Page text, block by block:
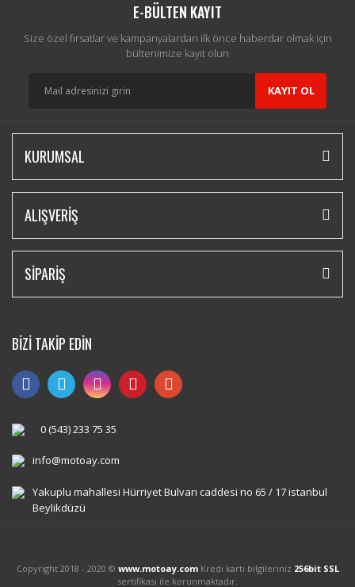
E-BÜLTEN KAYIT
Size özel fırsatlar ve kampanyalardan ilk önce haberdar olmak için
bültenimize kayıt olun
KAYIT OL
KURUMSAL
ALIŞVERİŞ
SİPARİŞ
BİZİ TAKİP EDİN
0 (543) 233 75 35
info@motoay.com
Yakuplu mahallesi Hürriyet Bulvarı caddesi no 65 / 17 istanbul
Beylikdüzü
Copyright 2018 - 2020 © www.motoay.comKredi kartı bilgileriniz 256bit SSL
sertifikası ile korunmaktadır.